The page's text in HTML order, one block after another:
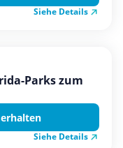
Siehe Details
Parks zum
Siehe Details